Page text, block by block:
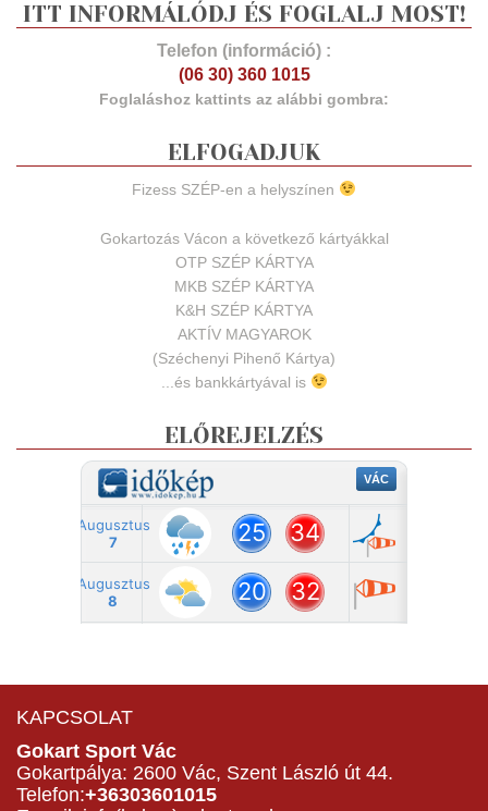
ITT INFORMÁLÓDJ ÉS FOGLALJ MOST!
Telefon (információ) :
(06 30) 360 1015
Foglaláshoz kattints az alábbi gombra:
ELFOGADJUK
Fizess SZÉP-en a helyszínen
Gokartozás Vácon a következő kártyákkal
OTP SZÉP KÁRTYA
MKB SZÉP KÁRTYA
K&H SZÉP KÁRTYA
AKTÍV MAGYAROK
(Széchenyi Pihenő Kártya)
...és bankkártyával is
ELŐREJELZÉS
KAPCSOLAT
Gokart Sport Vác
Gokartpálya: 2600 Vác, Szent László út 44.
Telefon:+36303601015